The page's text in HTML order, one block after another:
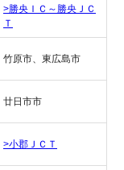
>勝央ＩＣ～勝央ＪＣ
Ｔ
竹原市、東広島市
廿日市市
>小郡ＪＣＴ